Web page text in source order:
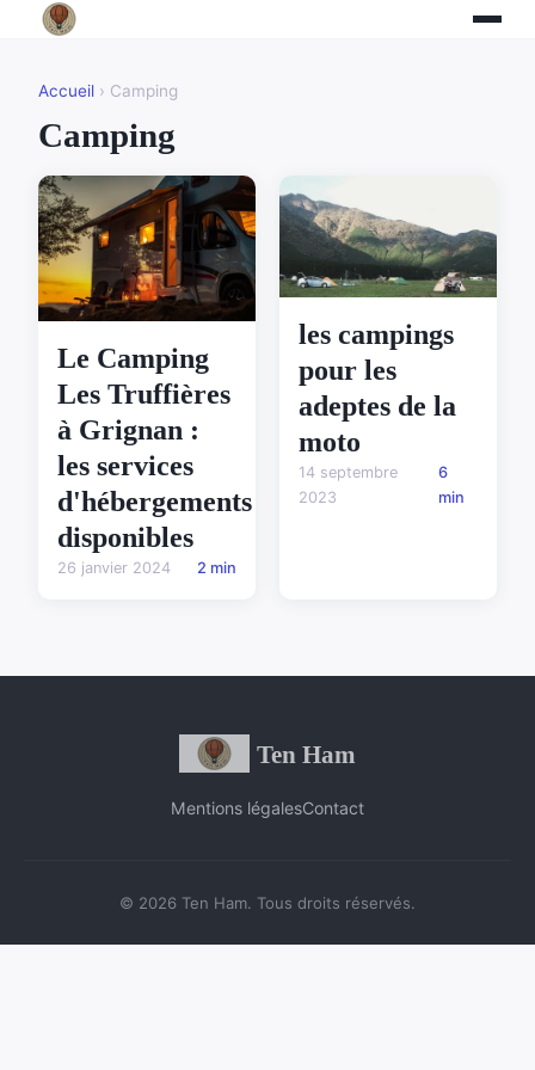
Accueil › Camping
Camping
Le Camping
Les Truffières
à Grignan :
les services
d'hébergements
disponibles
26 janvier 2024 2 min
les campings
pour les
adeptes de la
moto
14 septembre
2023
6
min
Ten Ham
Mentions légalesContact
© 2026 Ten Ham. Tous droits réservés.